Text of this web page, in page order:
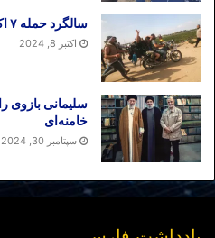
سالگرد حمله ۷ اکتبر
اکتبر 8, 2024
سلیمانی بازوی
خامنه‌ای
سپتامبر 30, 2024